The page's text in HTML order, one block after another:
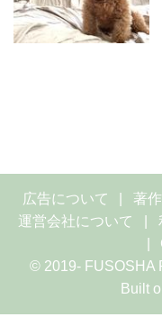
広告について 著
運営会社について
© 2019- FUSOSHA
Built